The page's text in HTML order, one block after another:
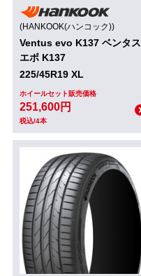
(HANKOOK(ハンコック))
Ventus evo K137 ベンタス
エボ K137
225/45R19 XL
ホイールセット販売価格
251,600円
税込/4本